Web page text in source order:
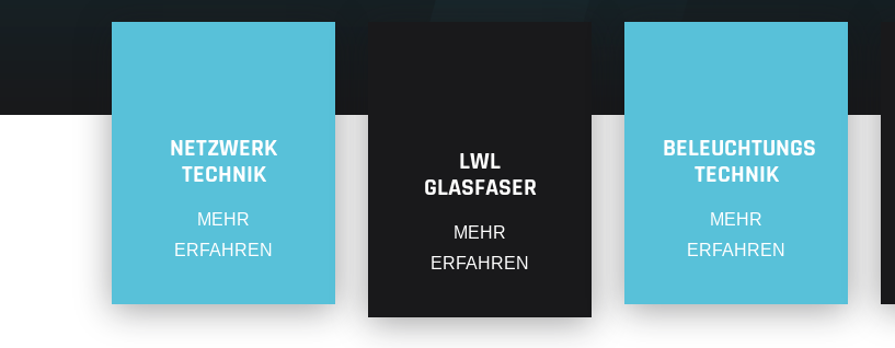
NETZWERK
TECHNIK
MEHR
ERFAHREN
LWL
GLASFASER
MEHR
ERFAHREN
BELEUCHTUNGS
TECHNIK
MEHR
ERFAHREN